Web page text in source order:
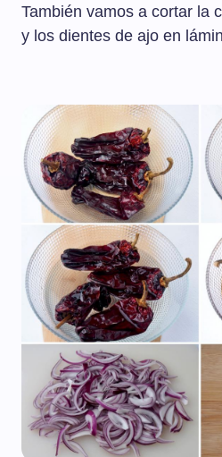
También vamos a cortar la
y los dientes de ajo en